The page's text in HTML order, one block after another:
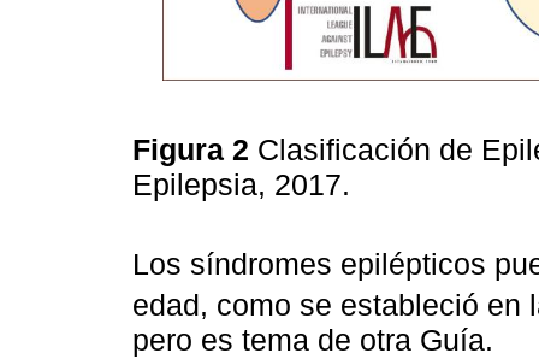
Figura 2 Clasificación de
Epilepsia, 2017.
Los síndromes epilépticos
edad, como se estableció en
pero es tema de otra Guía.